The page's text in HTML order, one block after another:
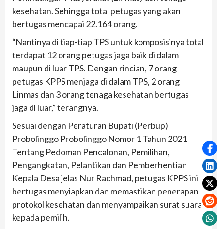
kesehatan. Sehingga total petugas yang akan
bertugas mencapai 22.164 orang.
“Nantinya di tiap-tiap TPS untuk komposisinya total
terdapat 12 orang petugas jaga baik di dalam
maupun di luar TPS. Dengan rincian, 7 orang
petugas KPPS menjaga di dalam TPS, 2 orang
Linmas dan 3 orang tenaga kesehatan bertugas
jaga di luar,” terangnya.
Sesuai dengan Peraturan Bupati (Perbup)
Probolinggo Probolinggo Nomor 1 Tahun 2021
Tentang Pedoman Pencalonan, Pemilihan,
Pengangkatan, Pelantikan dan Pemberhentian
Kepala Desa jelas Nur Rachmad, petugas KPPS ini
bertugas menyiapkan dan memastikan penerapan
protokol kesehatan dan menyampaikan surat suara
kepada pemilih.